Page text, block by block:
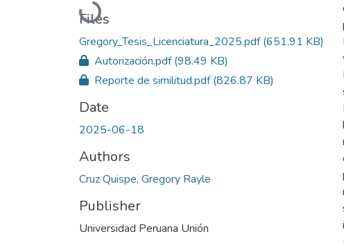
Loading...
Files
Gregory_Tesis_Licenciatura_2025.pdf(651.91 KB)
Autorización.pdf(98.49 KB)
Reporte de similitud.pdf(826.87 KB)
Date
2025-06-18
Authors
Cruz Quispe, Gregory Rayle
Publisher
Universidad Peruana Unión